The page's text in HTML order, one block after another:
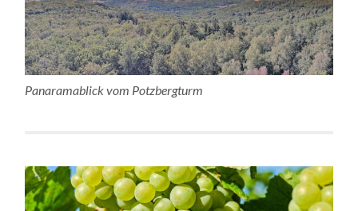
Panaramablick vom Potzbergturm